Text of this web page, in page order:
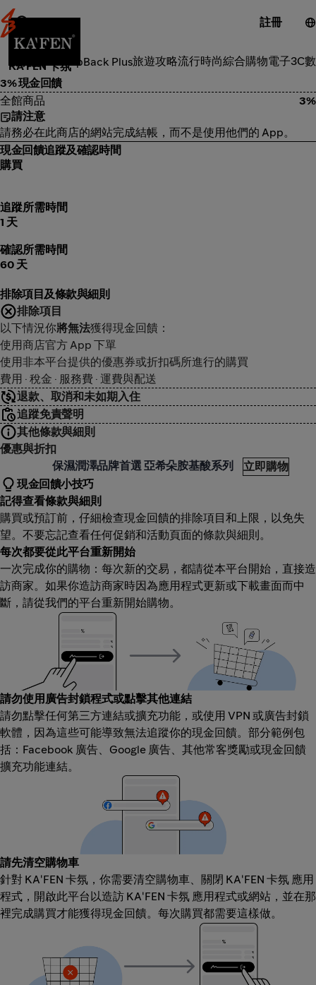
註冊
ShopBack Plus旅遊攻略流行時尚綜合購物電子3C
美容體驗
KA'FEN 卡氛
3% 現金回饋
全館商品
3%
請注意
請務必在此商店的網站完成結帳，而不是使用他們的 App。
現金回饋追蹤及確認時間
購買
追蹤所需時間
1 天
確認所需時間
60 天
排除項目及條款與細則
排除項目
以下情況你將無法獲得現金回饋：
使用商店官方 App 下單
使用非本平台提供的優惠券或折扣碼所進行的購買
費用 · 稅金 · 服務費 · 運費與配送
退款、取消和未如期入住
追蹤免責聲明
其他條款與細則
優惠與折扣
保濕潤澤品牌首選 亞希朵胺基酸系列
立即購物
現金回饋小技巧
記得查看條款與細則
購買或預訂前，仔細檢查現金回饋的排除項目和上限，以免失
望。不要忘記查看任何促銷和活動頁面的條款與細則。
每次都要從此平台重新開始
一次完成你的購物：每次新的交易，都請從本平台開始，直接造
訪商家。如果你造訪商家時因為應用程式更新或下載畫面而中
斷，請從我們的平台重新開始購物。
請勿使用廣告封鎖程式或點擊其他連結
請勿點擊任何第三方連結或擴充功能，或使用 VPN 或廣告封鎖
軟體，因為這些可能導致無法追蹤你的現金回饋。部分範例包
括：Facebook 廣告、Google 廣告、其他常客獎勵或現金回饋
擴充功能連結。
請先清空購物車
針對 KA'FEN 卡氛，你需要清空購物車、關閉 KA'FEN 卡氛 應用
程式，開啟此平台以造訪 KA'FEN 卡氛 應用程式或網站，並在那
裡完成購買才能獲得現金回饋。每次購買都需要這樣做。